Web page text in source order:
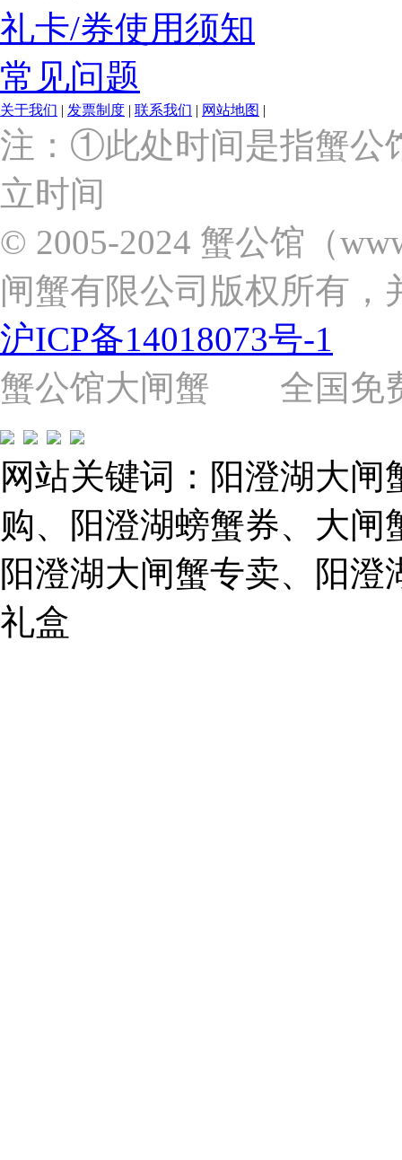
礼卡/券使用须知
常见问题
关于我们 | 发票制度 | 联系我们 | 网站地图 |
上
海
市
浦
东
区
杨
路
号
（靠
近
苗
圃
路）
Tel:
021-
62243579
E-
mail:
859749344@qq.com
1019225591
注：①此处时间是指蟹公
立时间
© 2005-2024 蟹公馆（
闸蟹有限公司版权所有，
沪ICP备14018073号-1
蟹公馆大闸蟹 全国免费
网站关键词：阳澄湖大
购、阳澄湖螃蟹券、大
阳澄湖大闸蟹专卖、阳
礼盒